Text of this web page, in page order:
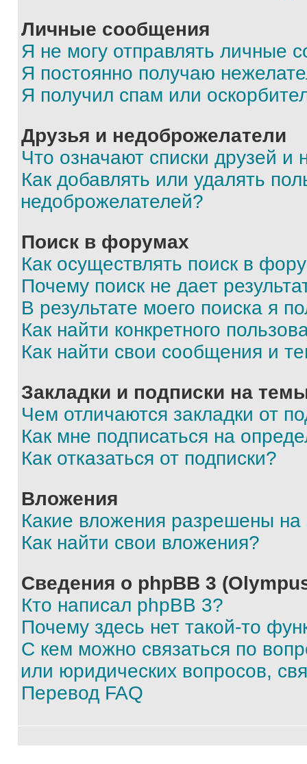
Личные сообщения
Я не могу отправлять личные
Я постоянно получаю
Я получил спам или
Друзья и недоброжелатели
Что означают списки друзей и
Как добавлять или удалять
недоброжелателей?
Поиск в форумах
Как осуществлять поиск в
Почему поиск не дает
В результате моего поиска я
Как найти конкретного
Как найти свои сообщения и
Закладки и подписки на
Чем отличаются закладки от
Как мне подписаться на
Как отказаться от подписки?
Вложения
Какие вложения разрешены
Как найти свои вложения?
Сведения о phpBB 3
Кто написал phpBB 3?
Почему здесь нет такой-то
С кем можно связаться по
или юридических вопросов,
Перевод FAQ